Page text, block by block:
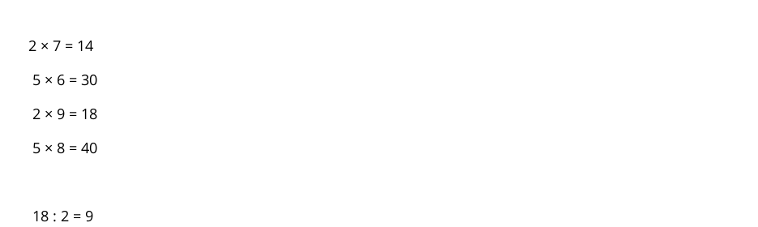
× 7 = 14
5 × 6 = 30
2 × 9 = 18
5 × 8 = 40
18 : 2 = 9